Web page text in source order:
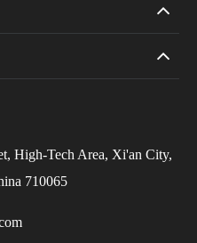
High-Tech Area, Xi'an City,
710065